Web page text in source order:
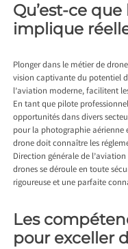
Qu’est-ce
implique
Plonger dans le métier de
vision captivante du potentiel
l’aviation moderne, facilitent
En tant que pilote
opportunités dans divers
pour la photographie aérienne
drone doit connaître les
Direction générale de
drones se déroule en toute
rigoureuse et une parfaite
Les
pour exceller